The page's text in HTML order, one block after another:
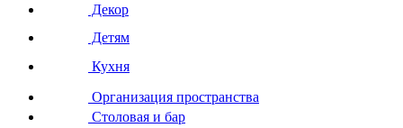
Декор
Детям
Кухня
Организация пространства
Столовая и бар